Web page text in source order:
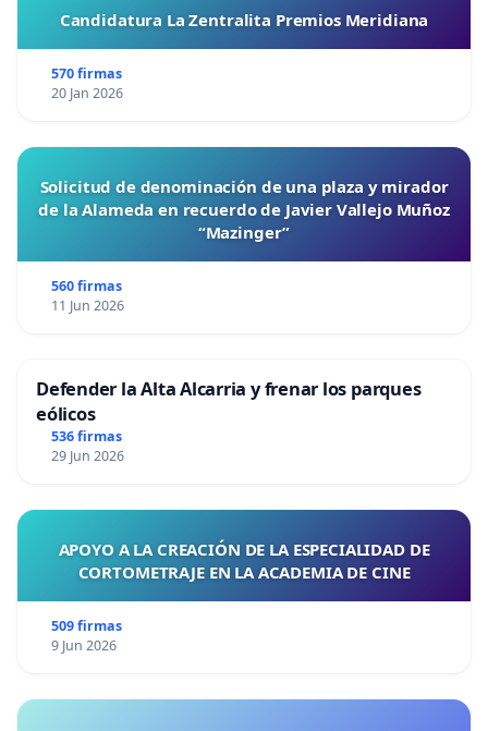
Candidatura La Zentralita Premios Meridiana
570 firmas
20 Jan 2026
Solicitud de denominación de una plaza y mirador
de la Alameda en recuerdo de Javier Vallejo Muñoz
“Mazinger”
560 firmas
11 Jun 2026
Defender la Alta Alcarria y frenar los parques
eólicos
536 firmas
29 Jun 2026
APOYO A LA CREACIÓN DE LA ESPECIALIDAD DE
CORTOMETRAJE EN LA ACADEMIA DE CINE
509 firmas
9 Jun 2026